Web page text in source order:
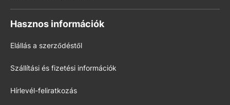
Hasznos információk
Elállás a szerződéstől
Szállítási és fizetési információk
Hírlevél-feliratkozás